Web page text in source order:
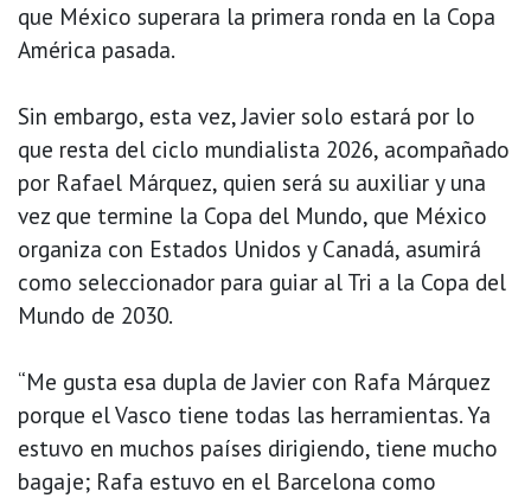
que México superara la primera ronda en la Copa
América pasada.
Sin embargo, esta vez, Javier solo estará por lo
que resta del ciclo mundialista 2026, acompañado
por Rafael Márquez, quien será su auxiliar y una
vez que termine la Copa del Mundo, que México
organiza con Estados Unidos y Canadá, asumirá
como seleccionador para guiar al Tri a la Copa del
Mundo de 2030.
“Me gusta esa dupla de Javier con Rafa Márquez
porque el Vasco tiene todas las herramientas. Ya
estuvo en muchos países dirigiendo, tiene mucho
bagaje; Rafa estuvo en el Barcelona como